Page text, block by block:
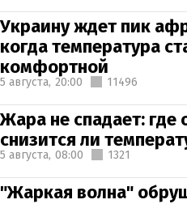
Украину ждет пик
когда температура
комфортной
5 августа, 20:00 11496
Жара не спадает:
снизится ли
5 августа, 08:00 1321
"Жаркая волна"